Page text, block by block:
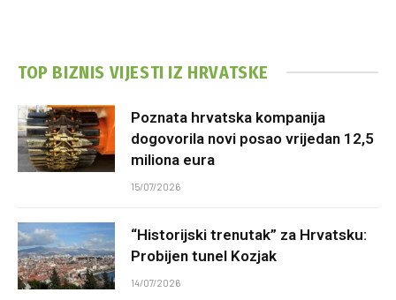
TOP BIZNIS VIJESTI IZ HRVATSKE
Poznata hrvatska kompanija
dogovorila novi posao vrijedan 12,5
miliona eura
15/07/2026
“Historijski trenutak” za Hrvatsku:
Probijen tunel Kozjak
14/07/2026